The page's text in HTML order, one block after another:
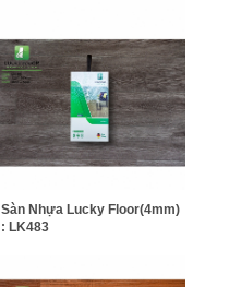
Sàn Nhựa Lucky Floor(4mm)
: LK483